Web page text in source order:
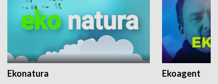
Ekonatura Ekoagent